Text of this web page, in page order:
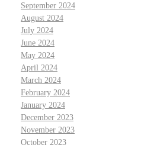
September 2024
August 2024
July 2024
June 2024
May 2024
April 2024
March 2024
February 2024
January 2024
December 2023
November 2023
October 2023